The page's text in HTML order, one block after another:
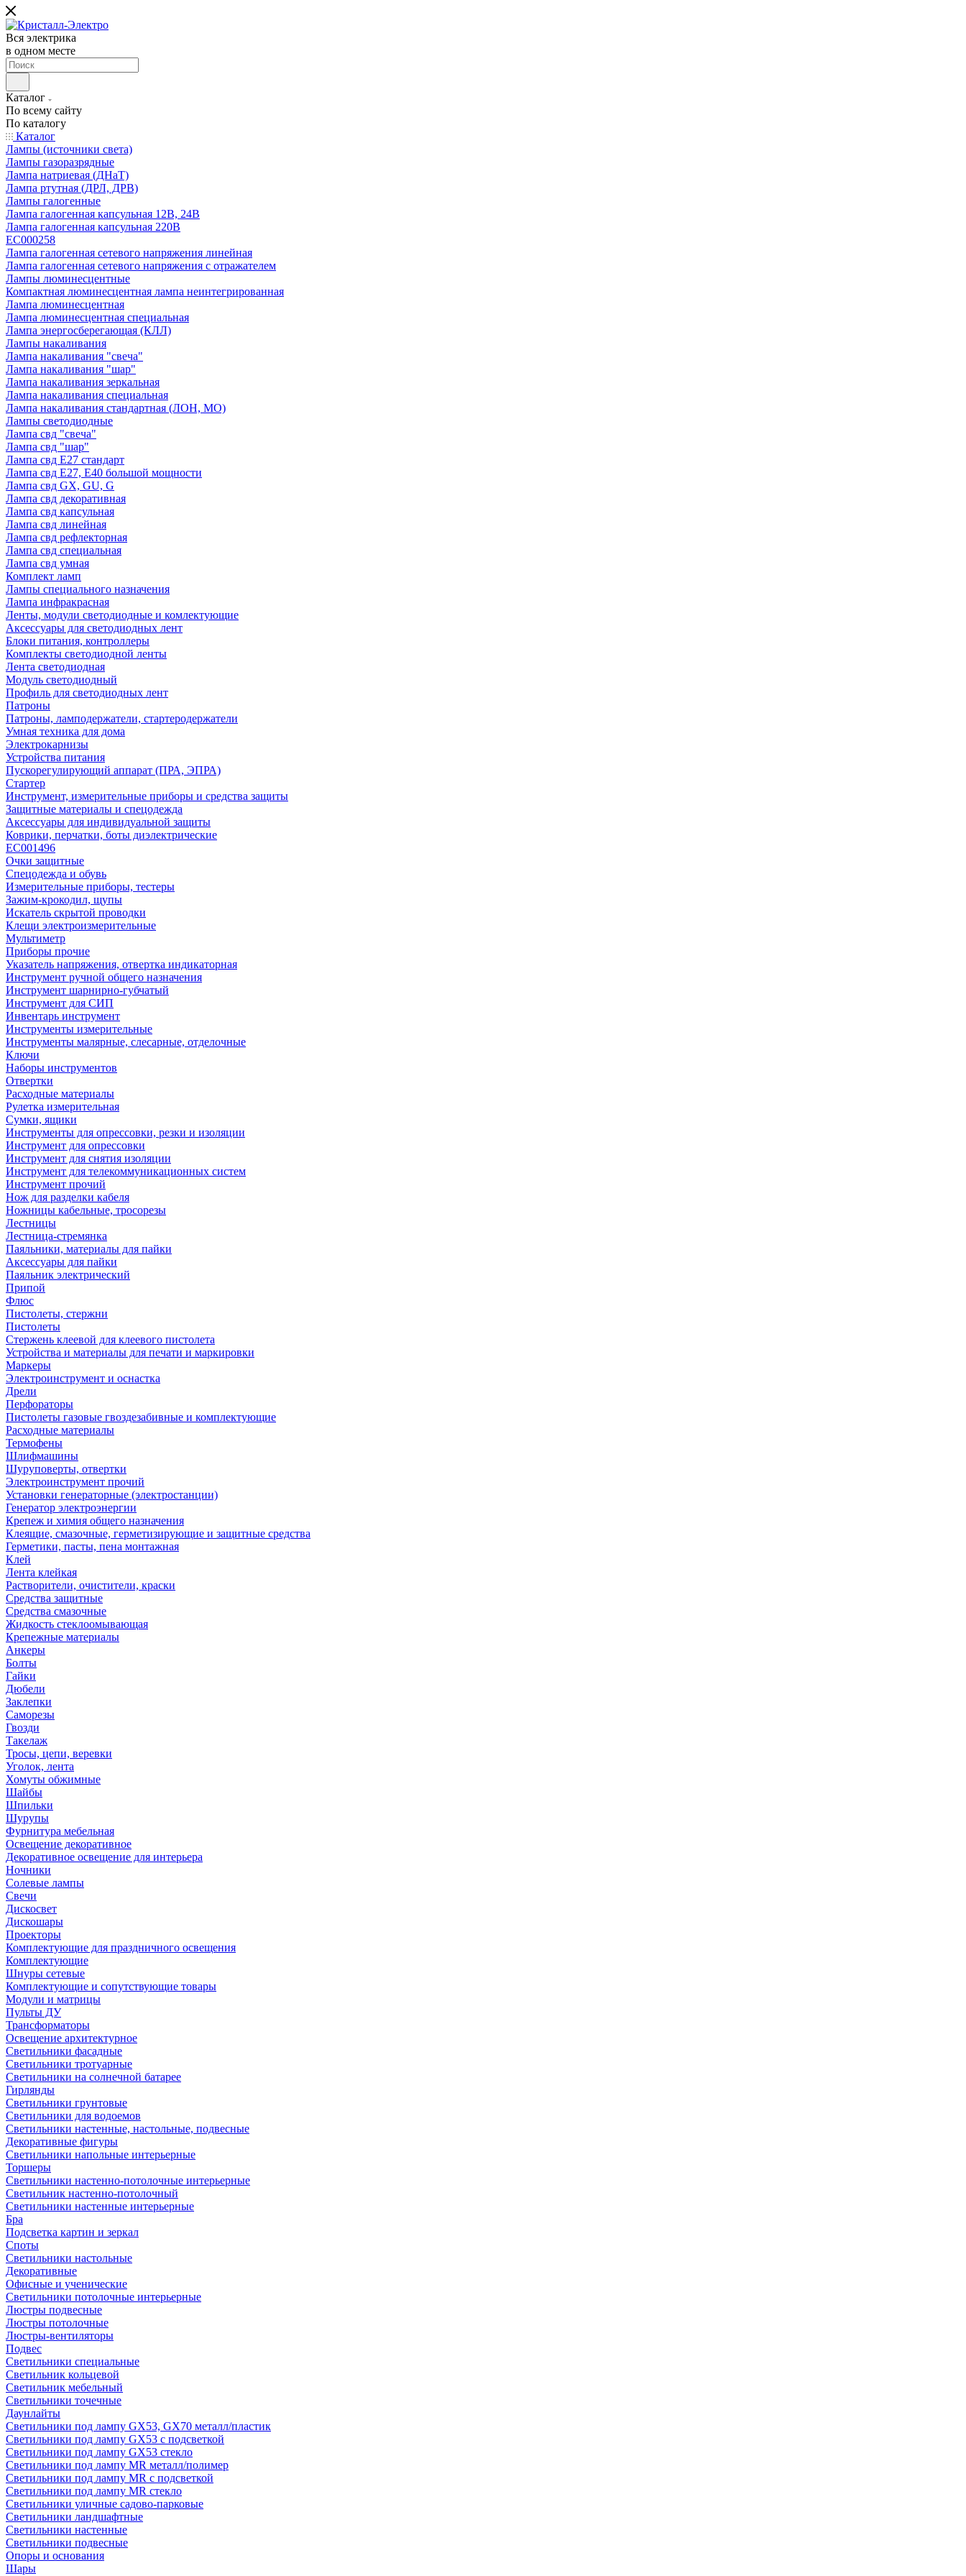
Вся электрика
в одном месте
Каталог
По всему сайту
По каталогу
Каталог
Лампы (источники света)
Лампы газоразрядные
Лампа натриевая (ДНаТ)
Лампа ртутная (ДРЛ, ДРВ)
Лампы галогенные
Лампа галогенная капсульная 12В, 24В
Лампа галогенная капсульная 220В
EC000258
Лампа галогенная сетевого напряжения линейная
Лампа галогенная сетевого напряжения с отражателем
Лампы люминесцентные
Компактная люминесцентная лампа неинтегрированная
Лампа люминесцентная
Лампа люминесцентная специальная
Лампа энергосберегающая (КЛЛ)
Лампы накаливания
Лампа накаливания "свеча"
Лампа накаливания "шар"
Лампа накаливания зеркальная
Лампа накаливания специальная
Лампа накаливания стандартная (ЛОН, МО)
Лампы светодиодные
Лампа свд "свеча"
Лампа свд "шар"
Лампа свд E27 стандарт
Лампа свд E27, Е40 большой мощности
Лампа свд GX, GU, G
Лампа свд декоративная
Лампа свд капсульная
Лампа свд линейная
Лампа свд рефлекторная
Лампа свд специальная
Лампа свд умная
Комплект ламп
Лампы специального назначения
Лампа инфракрасная
Ленты, модули светодиодные и комлектующие
Аксессуары для светодиодных лент
Блоки питания, контроллеры
Комплекты светодиодной ленты
Лента светодиодная
Модуль светодиодный
Профиль для светодиодных лент
Патроны
Патроны, ламподержатели, стартеродержатели
Умная техника для дома
Электрокарнизы
Устройства питания
Пускорегулирующий аппарат (ПРА, ЭПРА)
Стартер
Инструмент, измерительные приборы и средства защиты
Защитные материалы и спецодежда
Аксессуары для индивидуальной защиты
Коврики, перчатки, боты диэлектрические
EC001496
Очки защитные
Спецодежда и обувь
Измерительные приборы, тестеры
Зажим-крокодил, щупы
Искатель скрытой проводки
Клещи электроизмерительные
Мультиметр
Приборы прочие
Указатель напряжения, отвертка индикаторная
Инструмент ручной общего назначения
Инструмент шарнирно-губчатый
Инструмент для СИП
Инвентарь инструмент
Инструменты измерительные
Инструменты малярные, слесарные, отделочные
Ключи
Наборы инструментов
Отвертки
Расходные материалы
Рулетка измерительная
Сумки, ящики
Инструменты для опрессовки, резки и изоляции
Инструмент для опрессовки
Инструмент для снятия изоляции
Инструмент для телекоммуникационных систем
Инструмент прочий
Нож для разделки кабеля
Ножницы кабельные, тросорезы
Лестницы
Лестница-стремянка
Паяльники, материалы для пайки
Аксессуары для пайки
Паяльник электрический
Припой
Флюс
Пистолеты, стержни
Пистолеты
Стержень клеевой для клеевого пистолета
Устройства и материалы для печати и маркировки
Маркеры
Электроинструмент и оснастка
Дрели
Перфораторы
Пистолеты газовые гвоздезабивные и комплектующие
Расходные материалы
Термофены
Шлифмашины
Шуруповерты, отвертки
Электроинструмент прочий
Установки генераторные (электростанции)
Генератор электроэнергии
Крепеж и химия общего назначения
Клеящие, смазочные, герметизирующие и защитные средства
Герметики, пасты, пена монтажная
Клей
Лента клейкая
Растворители, очистители, краски
Средства защитные
Средства смазочные
Жидкость стеклоомывающая
Крепежные материалы
Анкеры
Болты
Гайки
Дюбели
Заклепки
Саморезы
Гвозди
Такелаж
Тросы, цепи, веревки
Уголок, лента
Хомуты обжимные
Шайбы
Шпильки
Шурупы
Фурнитура мебельная
Освещение декоративное
Декоративное освещение для интерьера
Ночники
Солевые лампы
Свечи
Дискосвет
Дискошары
Проекторы
Комплектующие для праздничного освещения
Комплектующие
Шнуры сетевые
Комплектующие и сопутствующие товары
Модули и матрицы
Пульты ДУ
Трансформаторы
Освещение архитектурное
Светильники фасадные
Светильники тротуарные
Светильники на солнечной батарее
Гирлянды
Светильники грунтовые
Светильники для водоемов
Светильники настенные, настольные, подвесные
Декоративные фигуры
Светильники напольные интерьерные
Торшеры
Светильники настенно-потолочные интерьерные
Светильник настенно-потолочный
Светильники настенные интерьерные
Бра
Подсветка картин и зеркал
Споты
Светильники настольные
Декоративные
Офисные и ученические
Светильники потолочные интерьерные
Люстры подвесные
Люстры потолочные
Люстры-вентиляторы
Подвес
Светильники специальные
Светильник кольцевой
Светильник мебельный
Светильники точечные
Даунлайты
Светильники под лампу GX53, GX70 металл/пластик
Светильники под лампу GX53 с подсветкой
Светильники под лампу GX53 стекло
Светильники под лампу MR металл/полимер
Светильники под лампу MR с подсветкой
Светильники под лампу MR стекло
Светильники уличные садово-парковые
Светильники ландшафтные
Светильники настенные
Светильники подвесные
Опоры и основания
Шары